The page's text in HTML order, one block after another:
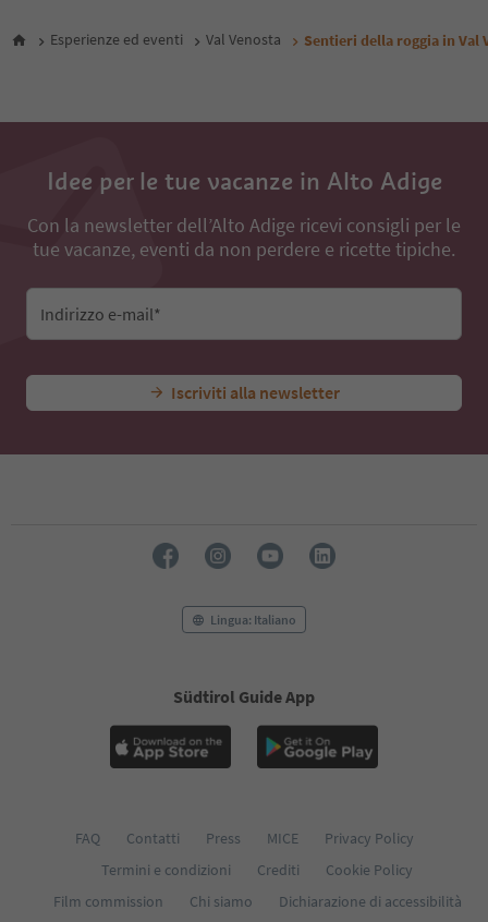
Esperienze ed eventi Val Venosta Sentieri della roggia in Val
Idee per le tue vacanze in Alto Adige
Con la newsletter dell’Alto Adige ricevi consigli per le
tue vacanze, eventi da non perdere e ricette tipiche.
Indirizzo e-mail*
Iscriviti alla newsletter
Lingua: Italiano
Südtirol Guide App
FAQ Contatti Press MICE
Privacy Policy
Termini e condizioni
Crediti
Cookie Policy
Film commission
Chi siamo
Dichiarazione di accessibilità